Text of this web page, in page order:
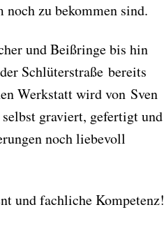
noch zu bekommen sind.
und Beißringe bis hin
Schlüterstraße bereits
Werkstatt wird von Sven
graviert, gefertigt und
noch liebevoll
und fachliche Kompetenz!